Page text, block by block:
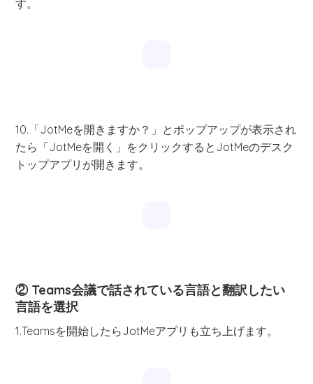
す。
10.「JotMeを開きますか？」とポップアップが表示され
たら「JotMeを開く」をクリックするとJotMeのデスク
トップアプリが開きます。
② Teams会議で話されている言語と翻訳したい
言語を選択
1.Teamsを開始したらJotMeアプリも立ち上げます。